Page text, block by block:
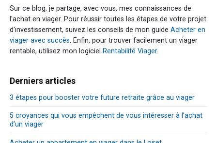
Sur ce blog, je partage, avec vous, mes connaissances de
l'achat en viager. Pour réussir toutes les étapes de votre projet
d'investissement, suivez les conseils de mon guide Acheter en
viager avec succès. Enfin, pour trouver facilement un viager
rentable, utilisez mon logiciel
Rentabilité Viager.
Derniers articles
3 étapes pour booster votre future retraite grâce au viager
5 croyances qui vous empêchent de vous intéresser à l’achat
d’un viager